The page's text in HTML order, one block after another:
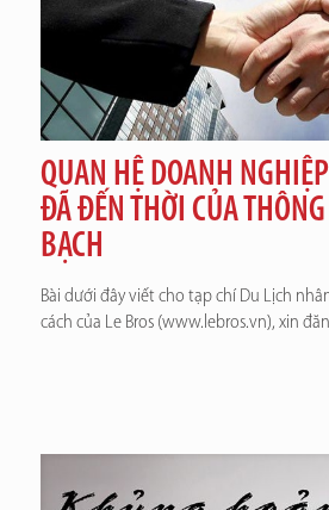
QUAN HỆ DOANH
ĐÃ ĐẾN THỜI CỦA
BẠCH
Bài dưới đây viết cho tạp chí Du Lịch
cách của Le Bros (www.lebros.vn), xin